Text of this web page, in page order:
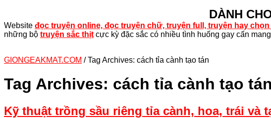
DÀNH
Website đọc truyện online, đọc truyện chữ, truyện full, truyện hay
những bộ truyện sắc thịt cực kỳ đặc sắc có nhiều tình huống gay cấn
GIONGEAKMAT.COM / Tag Archives: cách tỉa cành tạo tán
Tag Archives: cách tỉa cành tạo tán
Kỹ thuật trồng sầu riêng tỉa cành, hoa, trái và